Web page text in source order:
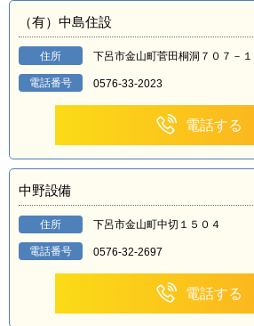
（有）中島住設
住所 下呂市金山町菅田桐洞７０７－１
電話番号 0576-33-2023
電話する
中野設備
住所 下呂市金山町中切１５０４
電話番号 0576-32-2697
電話する